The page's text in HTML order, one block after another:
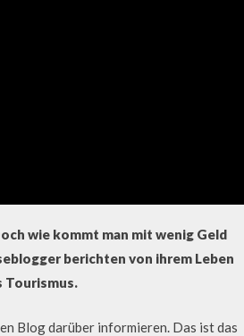
wie kommt man mit wenig Geld
berichten von ihrem Leben
Tourismus.
Blog darüber informieren. Das ist das